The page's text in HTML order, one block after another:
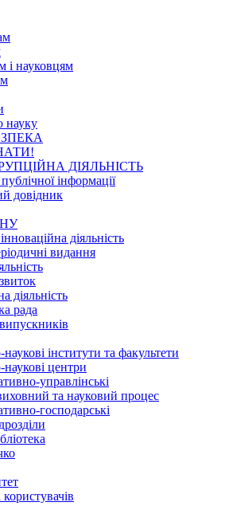
і науковцям
науку
ДІЯЛЬНІСТЬ
інформації
довідник
діяльність
видання
діяльність
рада
інститути та факультети
центри
управлінські
та науковий процес
господарські